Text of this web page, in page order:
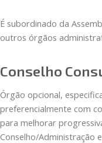
É subordinado da
outros órgãos
Conselho
Órgão opcional,
preferencialmente com
para melhorar
Conselho/Administração